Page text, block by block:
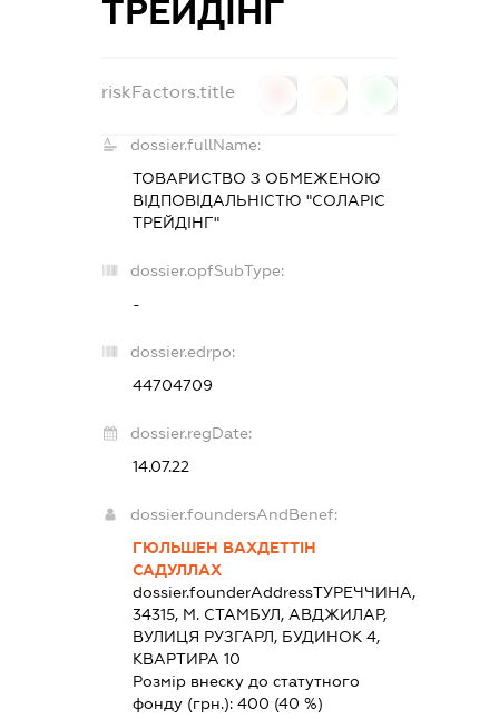
ТРЕЙДІНГ
riskFactors.title
dossier.fullName:
ТОВАРИСТВО З ОБМЕЖЕНОЮ
ВІДПОВІДАЛЬНІСТЮ "СОЛАРІС
ТРЕЙДІНГ"
dossier.opfSubType:
-
dossier.edrpo:
44704709
dossier.regDate:
14.07.22
dossier.foundersAndBenef:
ГЮЛЬШЕН ВАХДЕТТІН
САДУЛЛАХ
dossier.founderAddressТУРЕЧЧИНА,
34315, М. СТАМБУЛ, АВДЖИЛАР,
ВУЛИЦЯ РУЗГАРЛ, БУДИНОК 4,
КВАРТИРА 10
Розмір внеску до статутного
фонду (грн.): 400 (40 %)